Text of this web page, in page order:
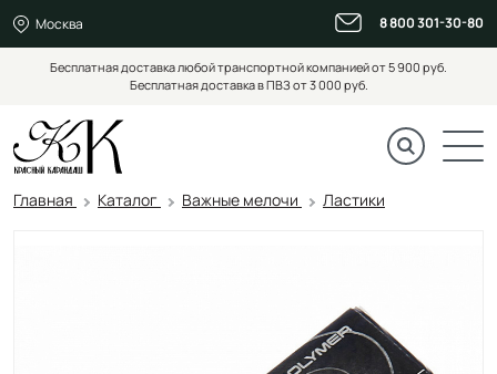
Москва 8 800 301-30-80
Бесплатная доставка любой транспортной компанией от 5 900 руб.
Бесплатная доставка в ПВЗ от 3 000 руб.
Главная Каталог Важные мелочи Ластики